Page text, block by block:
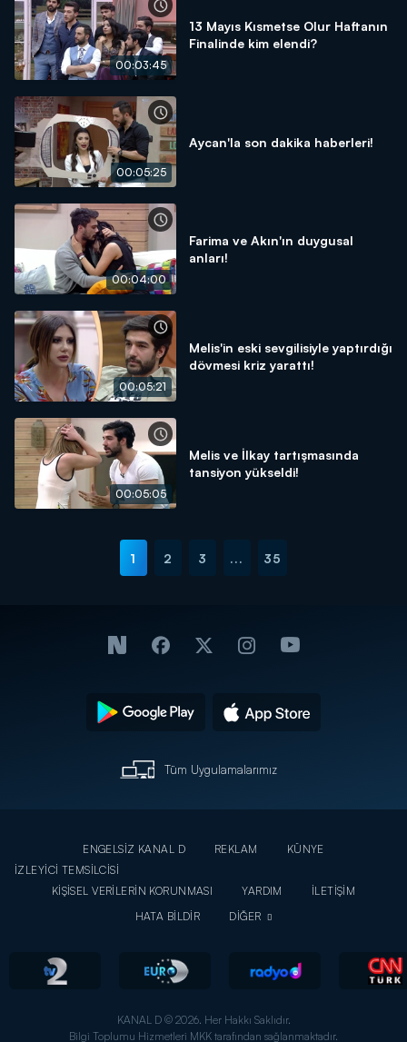
00:03:45
13 Mayıs Kısmetse Olur Haftanın
Finalinde kim elendi?
00:05:25
Aycan'la son dakika haberleri!
00:04:00
Farima ve Akın'ın duygusal
anları!
00:05:21
Melis'in eski sevgilisiyle yaptırdığı
dövmesi kriz yarattı!
00:05:05
Melis ve İlkay tartışmasında
tansiyon yükseldi!
1 2 3 ... 35
Tüm Uygulamalarımız
ENGELSİZ KANAL D REKLAM
KÜNYE
İZLEYİCİ TEMSİLCİSİ
KİŞİSEL VERİLERİN KORUNMASI
YARDIM
İLETİŞİM
HATA BİLDİR
DİĞER
KANAL D © 2026. Her Hakkı Saklıdır.
Bilgi Toplumu Hizmetleri MKK tarafından sağlanmaktadır.